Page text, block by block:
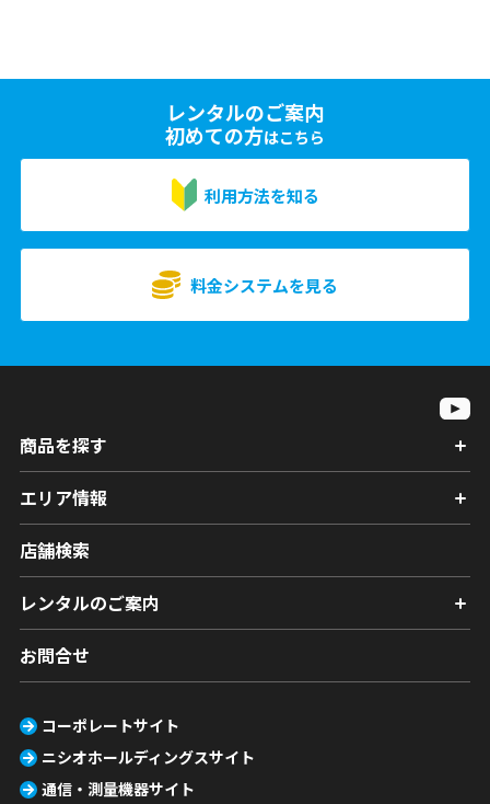
レンタルのご案内
初めての方はこちら
利用方法を知る
料金システムを見る
商品を探す
エリア情報
店舗検索
レンタルのご案内
お問合せ
コーポレートサイト
ニシオホールディングスサイト
通信・測量機器サイト